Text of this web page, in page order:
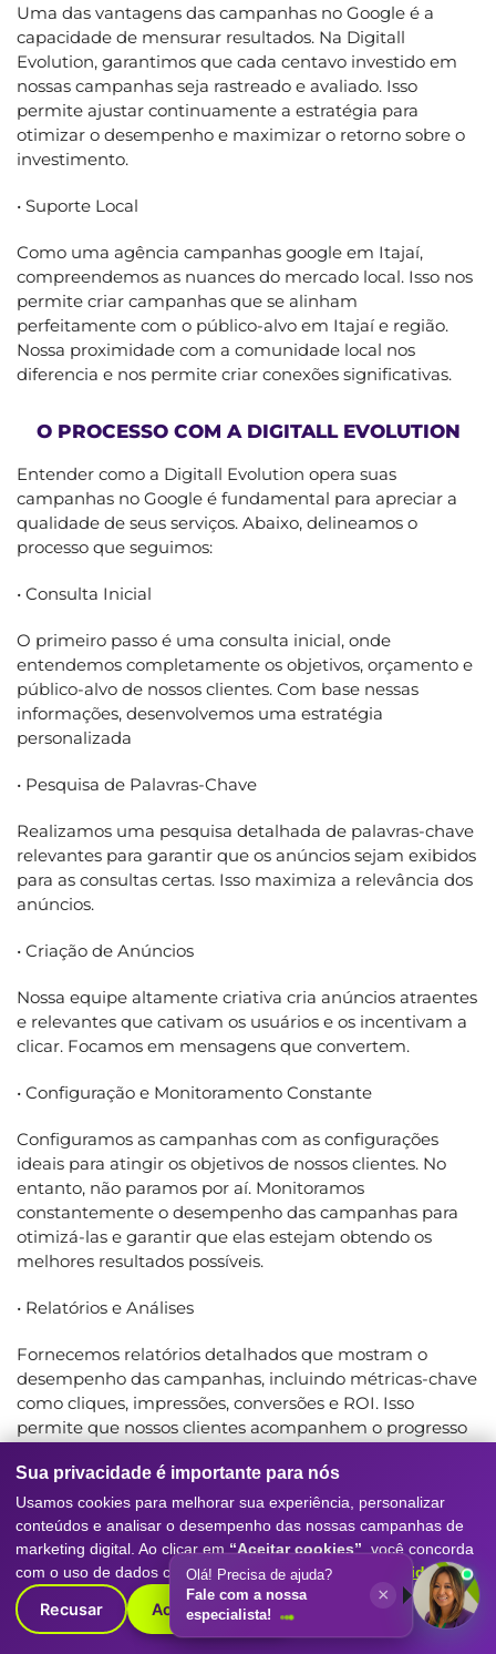
Uma das vantagens das campanhas no Google é a
capacidade de mensurar resultados. Na Digitall
Evolution, garantimos que cada centavo investido em
nossas campanhas seja rastreado e avaliado. Isso
permite ajustar continuamente a estratégia para
otimizar o desempenho e maximizar o retorno sobre o
investimento.
• Suporte Local
Como uma agência campanhas google em Itajaí,
compreendemos as nuances do mercado local. Isso nos
permite criar campanhas que se alinham
perfeitamente com o público-alvo em Itajaí e região.
Nossa proximidade com a comunidade local nos
diferencia e nos permite criar conexões significativas.
O PROCESSO COM A DIGITALL EVOLUTION
Entender como a Digitall Evolution opera suas
campanhas no Google é fundamental para apreciar a
qualidade de seus serviços. Abaixo, delineamos o
processo que seguimos:
• Consulta Inicial
O primeiro passo é uma consulta inicial, onde
entendemos completamente os objetivos, orçamento e
público-alvo de nossos clientes. Com base nessas
informações, desenvolvemos uma estratégia
personalizada
• Pesquisa de Palavras-Chave
Realizamos uma pesquisa detalhada de palavras-chave
relevantes para garantir que os anúncios sejam exibidos
para as consultas certas. Isso maximiza a relevância dos
anúncios.
• Criação de Anúncios
Nossa equipe altamente criativa cria anúncios atraentes
e relevantes que cativam os usuários e os incentivam a
clicar. Focamos em mensagens que convertem.
• Configuração e Monitoramento Constante
Configuramos as campanhas com as configurações
ideais para atingir os objetivos de nossos clientes. No
entanto, não paramos por aí. Monitoramos
constantemente o desempenho das campanhas para
otimizá-las e garantir que elas estejam obtendo os
melhores resultados possíveis.
• Relatórios e Análises
Fornecemos relatórios detalhados que mostram o
desempenho das campanhas, incluindo métricas-chave
como cliques, impressões, conversões e ROI. Isso
permite que nossos clientes acompanhem o progresso
PRONTO PARA ALAVANCAR SUA PRESENÇA
ONLINE?
Se você é uma empresa em Itajaí ou região e deseja
elevar sua presença online por meio de campanhas no
Google, a Digitall Evolution está pronta para ajudar. Não
perca mais tempo e oportunidades valiosas. Entre em
Sua privacidade é importante para nós
Usamos cookies para melhorar sua experiência, personalizar
conteúdos e analisar o desempenho das nossas campanhas de
marketing digital. Ao clicar em “Aceitar cookies” , você concorda
com o uso de dados conforme nossaPolítica de Privacidade.
Recusar Aceitar cookies
Olá! Precisa de ajuda?
Fale com a nossa
especialista!
×